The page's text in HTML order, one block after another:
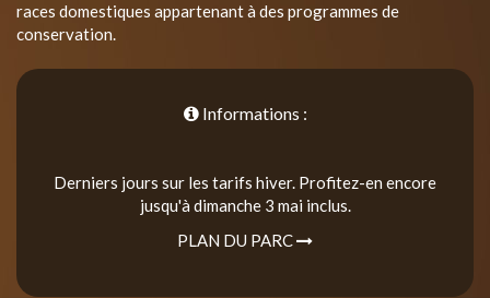
races domestiques appartenant à des programmes de
conservation.
Informations :
Derniers jours sur les tarifs hiver. Profitez-en encore
jusqu'à dimanche 3 mai inclus.
PLAN DU PARC